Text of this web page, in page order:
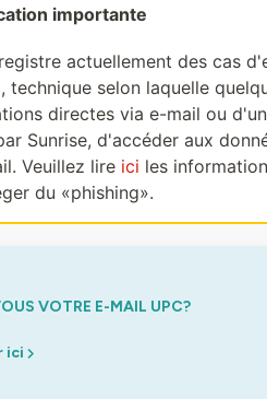
importante
actuellement des cas
technique selon laquelle
directes via e-mail ou
Sunrise, d'accéder aux
Veuillez lire ici les
du «phishing».
VOTRE E-MAIL UPC?
ici